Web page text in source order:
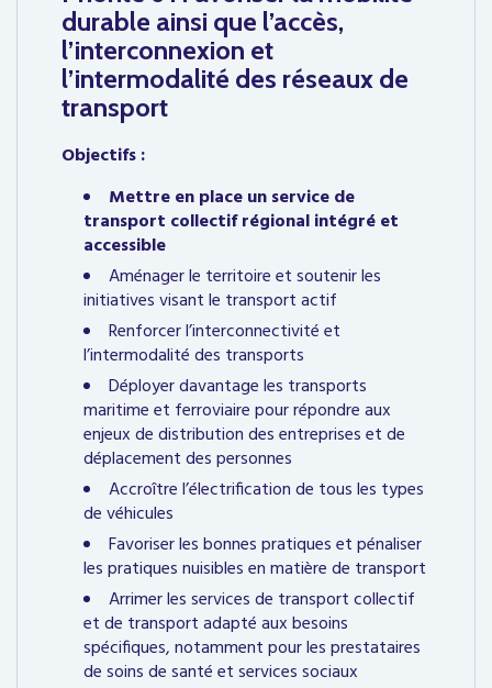
durable ainsi que l’accès,
l’interconnexion et
l’intermodalité des réseaux de
transport
Objectifs :
Mettre en place un service de
transport collectif régional intégré et
accessible
Aménager le territoire et soutenir les
initiatives visant le transport actif
Renforcer l’interconnectivité et
l’intermodalité des transports
Déployer davantage les transports
maritime et ferroviaire pour répondre aux
enjeux de distribution des entreprises et de
déplacement des personnes
Accroître l’électrification de tous les types
de véhicules
Favoriser les bonnes pratiques et pénaliser
les pratiques nuisibles en matière de transport
Arrimer les services de transport collectif
et de transport adapté aux besoins
spécifiques, notamment pour les prestataires
de soins de santé et services sociaux